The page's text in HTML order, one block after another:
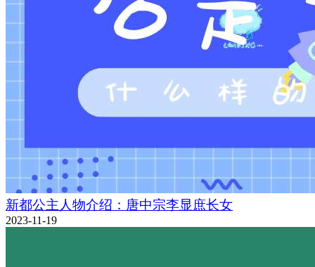
新都公主人物介绍：唐中宗李显庶长女
2023-11-19